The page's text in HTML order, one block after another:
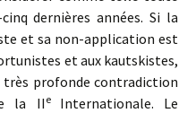
dernières années. Si la
et sa non-application est
et aux kautskistes,
très profonde contradiction
la II e Internationale. Le